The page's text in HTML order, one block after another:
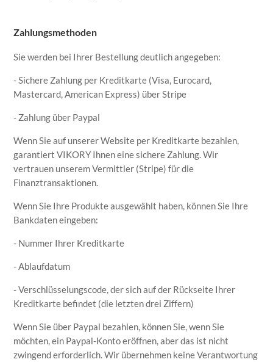
Zahlungsmethoden
Sie werden bei Ihrer Bestellung deutlich angegeben:
- Sichere Zahlung per Kreditkarte (Visa, Eurocard,
Mastercard, American Express) über Stripe
- Zahlung über Paypal
Wenn Sie auf unserer Website per Kreditkarte bezahlen,
garantiert VIKORY Ihnen eine sichere Zahlung. Wir
vertrauen unserem Vermittler (Stripe) für die
Finanztransaktionen.
Wenn Sie Ihre Produkte ausgewählt haben, können Sie Ihre
Bankdaten eingeben:
- Nummer Ihrer Kreditkarte
- Ablaufdatum
- Verschlüsselungscode, der sich auf der Rückseite Ihrer
Kreditkarte befindet (die letzten drei Ziffern)
Wenn Sie über Paypal bezahlen, können Sie, wenn Sie
möchten, ein Paypal-Konto eröffnen, aber das ist nicht
zwingend erforderlich. Wir übernehmen keine Verantwortung